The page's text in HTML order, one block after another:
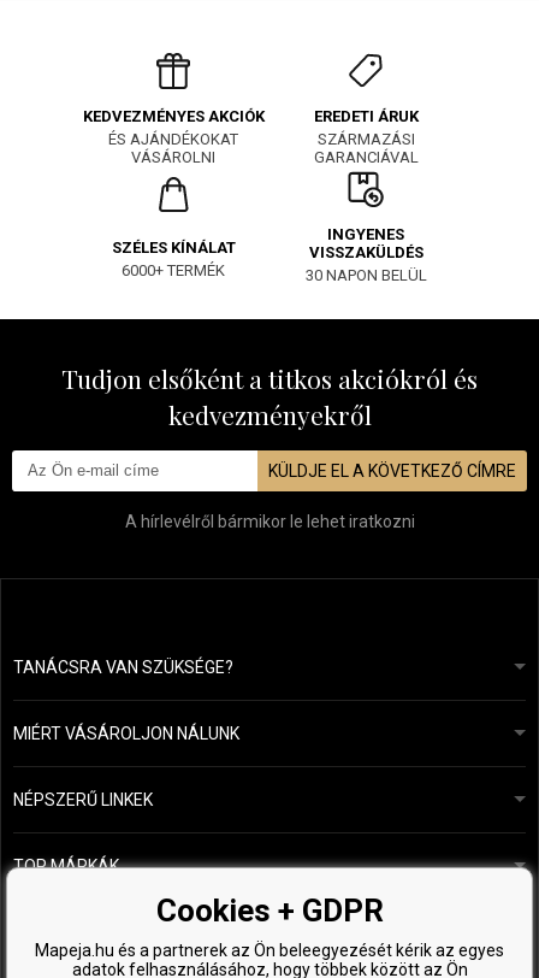
KEDVEZMÉNYES AKCIÓK
ÉS AJÁNDÉKOKAT
VÁSÁROLNI
EREDETI ÁRUK
SZÁRMAZÁSI
GARANCIÁVAL
SZÉLES KÍNÁLAT
6000+ TERMÉK
INGYENES
VISSZAKÜLDÉS
30 NAPON BELÜL
Tudjon elsőként a titkos akciókról és
kedvezményekről
KÜLDJE EL A KÖVETKEZŐ CÍMRE
A hírlevélről bármikor le lehet iratkozni
TANÁCSRA VAN SZÜKSÉGE?info@mapeja.hu
24 órán belül válaszolunk.
MIÉRT VÁSÁROLJON NÁLUNK
Általános szerződési feltételek (ÁSZF)
Személyes adatok védelme
Fizetési és szállítási áttekintés
Áru visszaküldése
NÉPSZERŰ LINKEK
A mi történetünk
TOP MÁRKÁK
Kérastase
O&M
Paul Mitchell
Wella Professionals
Zenz Organic
Cookies + GDPR
Mapeja.hu és a partnerek az Ön beleegyezését kérik az egyes
adatok felhasználásához, hogy többek között az Ön